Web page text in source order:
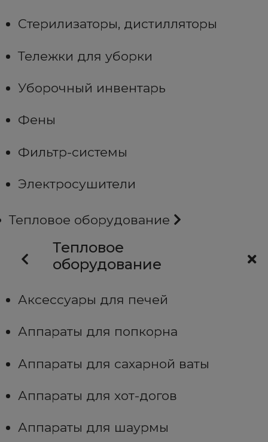
Стерилизаторы, дистилляторы
Тележки для уборки
Уборочный инвентарь
Фены
Фильтр-системы
Электросушители
Тепловое оборудование
Тепловое
оборудование
Аксессуары для печей
Аппараты для попкорна
Аппараты для сахарной ваты
Аппараты для хот-догов
Аппараты для шаурмы